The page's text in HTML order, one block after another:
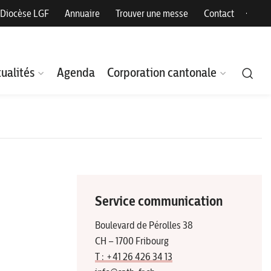
Diocèse LGF Annuaire Trouver une messe Contact
Agenda Corporation cantonale
Service communication
Boulevard de Pérolles 38
CH – 1700 Fribourg
T : +41 26 426 34 13